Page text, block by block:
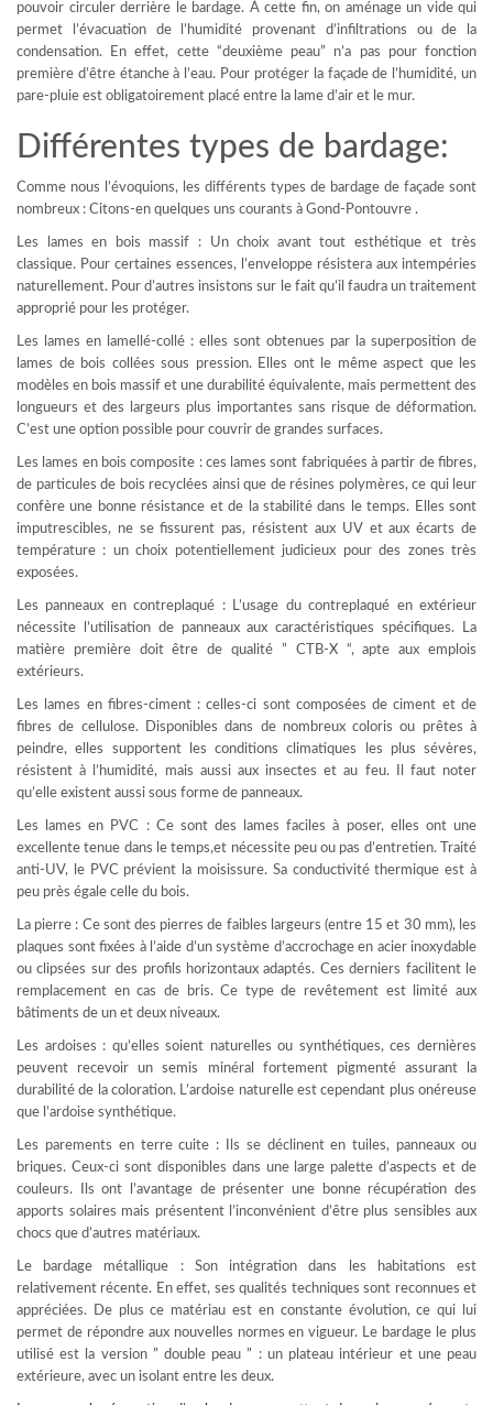
pouvoir circuler derrière le bardage. À cette fin, on aménage un vide qui
permet l’évacuation de l’humidité provenant d’infiltrations ou de la
condensation. En effet, cette “deuxième peau” n’a pas pour fonction
première d’être étanche à l’eau. Pour protéger la façade de l’humidité, un
pare-pluie est obligatoirement placé entre la lame d’air et le mur.
Différentes types de bardage:
Comme nous l’évoquions, les différents types de bardage de façade sont
nombreux : Citons-en quelques uns courants à Gond-Pontouvre .
Les lames en bois massif : Un choix avant tout esthétique et très
classique. Pour certaines essences, l’enveloppe résistera aux intempéries
naturellement. Pour d’autres insistons sur le fait qu’il faudra un traitement
approprié pour les protéger.
Les lames en lamellé-collé : elles sont obtenues par la superposition de
lames de bois collées sous pression. Elles ont le même aspect que les
modèles en bois massif et une durabilité équivalente, mais permettent des
longueurs et des largeurs plus importantes sans risque de déformation.
C’est une option possible pour couvrir de grandes surfaces.
Les lames en bois composite : ces lames sont fabriquées à partir de fibres,
de particules de bois recyclées ainsi que de résines polymères, ce qui leur
confère une bonne résistance et de la stabilité dans le temps. Elles sont
imputrescibles, ne se fissurent pas, résistent aux UV et aux écarts de
température : un choix potentiellement judicieux pour des zones très
exposées.
Les panneaux en contreplaqué : L’usage du contreplaqué en extérieur
nécessite l’utilisation de panneaux aux caractéristiques spécifiques. La
matière première doit être de qualité ” CTB-X “, apte aux emplois
extérieurs.
Les lames en fibres-ciment : celles-ci sont composées de ciment et de
fibres de cellulose. Disponibles dans de nombreux coloris ou prêtes à
peindre, elles supportent les conditions climatiques les plus sévères,
résistent à l’humidité, mais aussi aux insectes et au feu. Il faut noter
qu’elle existent aussi sous forme de panneaux.
Les lames en PVC : Ce sont des lames faciles à poser, elles ont une
excellente tenue dans le temps,et nécessite peu ou pas d’entretien. Traité
anti-UV, le PVC prévient la moisissure. Sa conductivité thermique est à
peu près égale celle du bois.
La pierre : Ce sont des pierres de faibles largeurs (entre 15 et 30 mm), les
plaques sont fixées à l’aide d’un système d’accrochage en acier inoxydable
ou clipsées sur des profils horizontaux adaptés. Ces derniers facilitent le
remplacement en cas de bris. Ce type de revêtement est limité aux
bâtiments de un et deux niveaux.
Les ardoises : qu’elles soient naturelles ou synthétiques, ces dernières
peuvent recevoir un semis minéral fortement pigmenté assurant la
durabilité de la coloration. L’ardoise naturelle est cependant plus onéreuse
que l’ardoise synthétique.
Les parements en terre cuite : Ils se déclinent en tuiles, panneaux ou
briques. Ceux-ci sont disponibles dans une large palette d’aspects et de
couleurs. Ils ont l’avantage de présenter une bonne récupération des
apports solaires mais présentent l’inconvénient d’être plus sensibles aux
chocs que d’autres matériaux.
Le bardage métallique : Son intégration dans les habitations est
relativement récente. En effet, ses qualités techniques sont reconnues et
appréciées. De plus ce matériau est en constante évolution, ce qui lui
permet de répondre aux nouvelles normes en vigueur. Le bardage le plus
utilisé est la version ” double peau ” : un plateau intérieur et une peau
extérieure, avec un isolant entre les deux.